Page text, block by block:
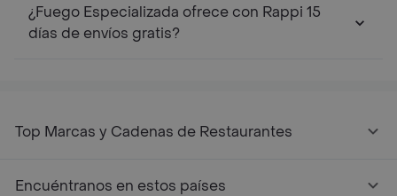
¿Fuego Especializada ofrece con Rappi 15
días de envíos gratis?
Top Marcas y Cadenas de Restaurantes
Encuéntranos en estos países